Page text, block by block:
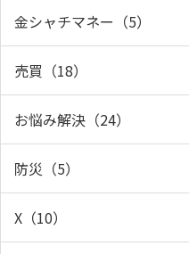
金シャチマネー（5）
売買（18）
お悩み解決（24）
防災（5）
X（10）